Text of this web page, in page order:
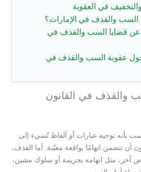
في العقوبة
السب والقذف في الإمارات؟
عن قضايا السب والقذف في
حول عقوبة السب والقذف في
والقذف في القانون
بأنه توجيه عبارات أو ألفاظ تُسيء إلى
تتضمن اتهامًا بواقعة معيّنة. أما القذف،
آخر، مثل اتهامه بجريمة أو سلوك مشين،